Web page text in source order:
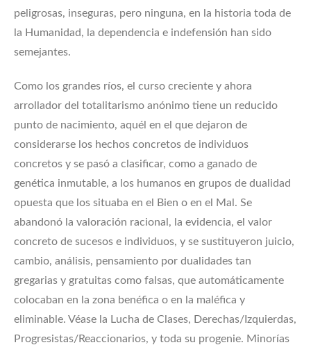
peligrosas, inseguras, pero ninguna, en la historia toda de
la Humanidad, la dependencia e indefensión han sido
semejantes.
Como los grandes ríos, el curso creciente y ahora
arrollador del totalitarismo anónimo tiene un reducido
punto de nacimiento, aquél en el que dejaron de
considerarse los hechos concretos de individuos
concretos y se pasó a clasificar, como a ganado de
genética inmutable, a los humanos en grupos de dualidad
opuesta que los situaba en el Bien o en el Mal. Se
abandonó la valoración racional, la evidencia, el valor
concreto de sucesos e individuos, y se sustituyeron juicio,
cambio, análisis, pensamiento por dualidades tan
gregarias y gratuitas como falsas, que automáticamente
colocaban en la zona benéfica o en la maléfica y
eliminable. Véase la Lucha de Clases, Derechas/Izquierdas,
Progresistas/Reaccionarios, y toda su progenie. Minorías